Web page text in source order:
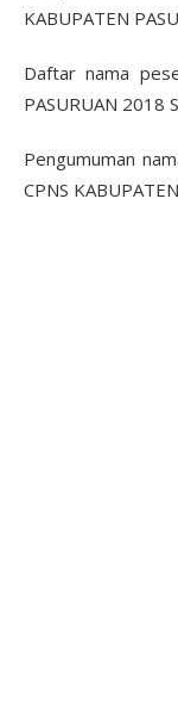
KABUPATEN
Daftar nama
PASURUAN 2018
Pengumuman
CPNS